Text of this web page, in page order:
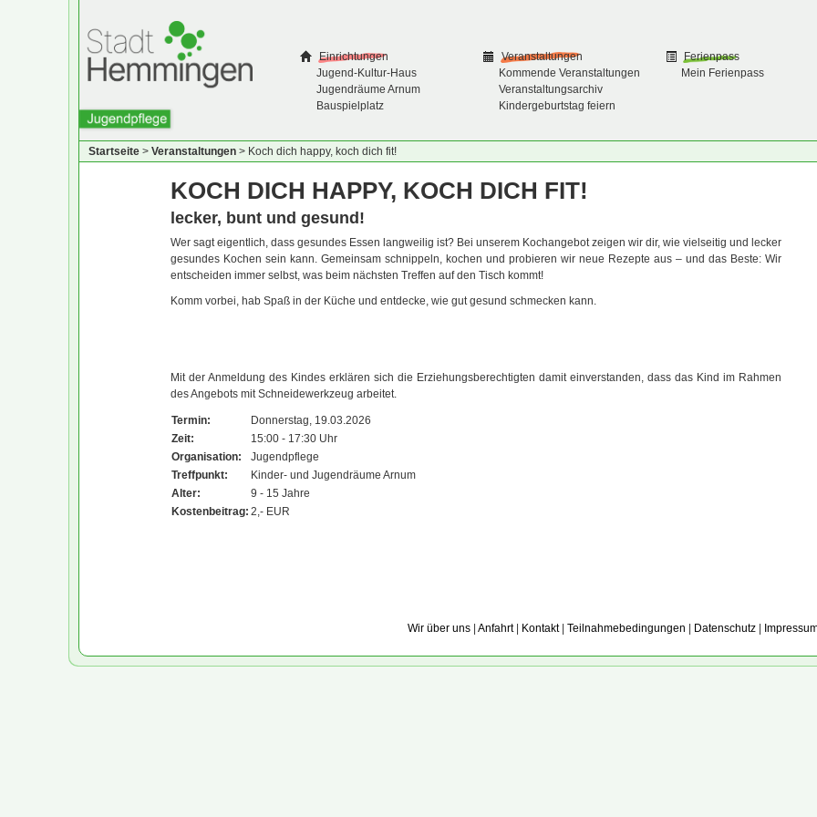
Einrichtungen
Jugend-Kultur-Haus
Jugendräume Arnum
Bauspielplatz
Veranstaltungen
Kommende Veranstaltungen
Veranstaltungsarchiv
Kindergeburtstag feiern
Ferienpass
Mein Ferienpass
Startseite > Veranstaltungen > Koch dich happy, koch dich fit!
KOCH DICH HAPPY, KOCH DICH FIT!
lecker, bunt und gesund!
Wer sagt eigentlich, dass gesundes Essen langweilig ist? Bei unserem Kochangebot zeigen wir dir, wie vielseitig und lecker
gesundes Kochen sein kann. Gemeinsam schnippeln, kochen und probieren wir neue Rezepte aus – und das Beste: Wir
entscheiden immer selbst, was beim nächsten Treffen auf den Tisch kommt!
Komm vorbei, hab Spaß in der Küche und entdecke, wie gut gesund schmecken kann.
Mit der Anmeldung des Kindes erklären sich die Erziehungsberechtigten damit einverstanden, dass das Kind im Rahmen
des Angebots mit Schneidewerkzeug arbeitet.
Termin:
Donnerstag, 19.03.2026
Zeit:
15:00 - 17:30 Uhr
Organisation:
Jugendpflege
Treffpunkt:
Kinder- und Jugendräume Arnum
Alter:
9 - 15 Jahre
Kostenbeitrag: 2,- EUR
Wir über uns| Anfahrt| Kontakt| Teilnahmebedingungen Datenschutz|